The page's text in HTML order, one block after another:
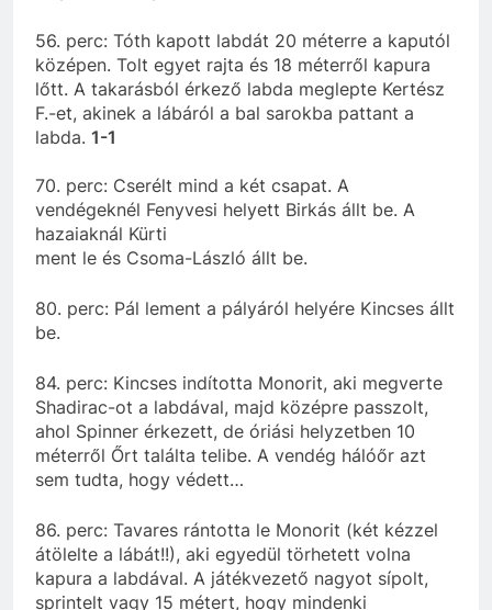
56. perc: Tóth kapott labdát 20 méterre a kaputól
középen. Tolt egyet rajta és 18 méterről kapura
lőtt. A takarásból érkező labda meglepte Kertész
F.-et, akinek a lábáról a bal sarokba pattant a
labda. 1-1
70. perc: Cserélt mind a két csapat. A
vendégeknél Fenyvesi helyett Birkás állt be. A
hazaiaknál Kürti
ment le és Csoma-László állt be.
80. perc: Pál lement a pályáról helyére Kincses állt
be.
84. perc: Kincses indította Monorit, aki megverte
Shadirac-ot a labdával, majd középre passzolt,
ahol Spinner érkezett, de óriási helyzetben 10
méterről Őrt találta telibe. A vendég hálóőr azt
sem tudta, hogy védett…
86. perc: Tavares rántotta le Monorit (két kézzel
átölelte a lábát!!), aki egyedül törhetett volna
kapura a labdával. A játékvezető nagyot sípolt,
sprintelt vagy 15 métert, hogy mindenki